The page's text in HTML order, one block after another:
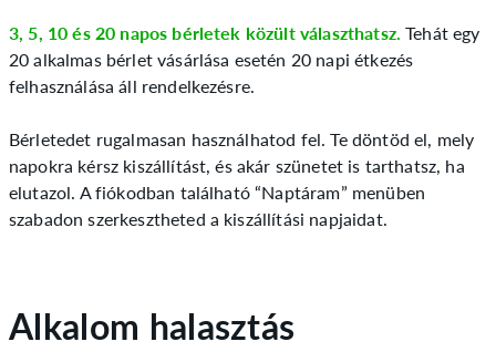
3, 5, 10 és 20 napos bérletek közült választhatsz. Tehát egy
20 alkalmas bérlet vásárlása esetén 20 napi étkezés
felhasználása áll rendelkezésre.
Bérletedet rugalmasan használhatod fel. Te döntöd el, mely
napokra kérsz kiszállítást, és akár szünetet is tarthatsz, ha
elutazol. A fiókodban található “Naptáram” menüben
szabadon szerkesztheted a kiszállítási napjaidat.
Alkalom halasztás